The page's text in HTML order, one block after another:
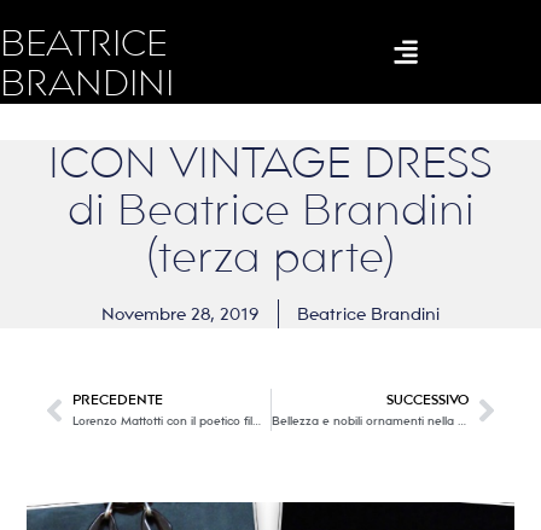
BEATRICE
BRANDINI
ICON VINTAGE DRESS
di Beatrice Brandini
(terza parte)
Novembre 28, 2019 Beatrice Brandini
PRECEDENTE SUCCESSIVO